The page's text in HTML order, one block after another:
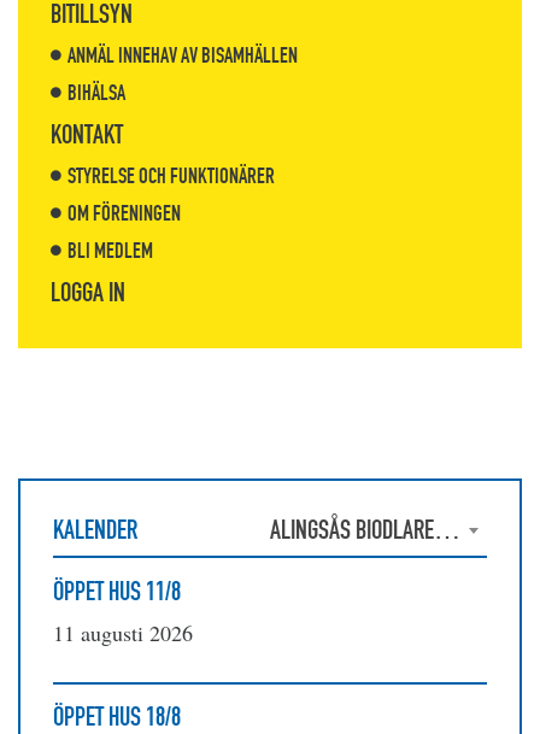
BITILLSYN
ANMÄL INNEHAV AV BISAMHÄLLEN
BIHÄLSA
KONTAKT
STYRELSE OCH FUNKTIONÄRER
OM FÖRENINGEN
BLI MEDLEM
LOGGA IN
KALENDER
ALINGSÅS BIODLAREFÖRENING
ÖPPET HUS 11/8
11 augusti 2026
ÖPPET HUS 18/8